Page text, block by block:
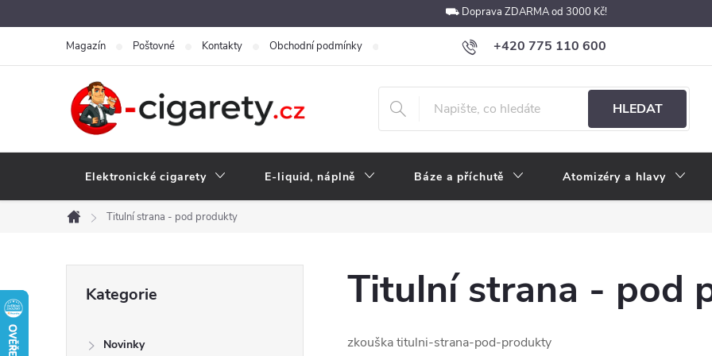
na
⛟ Doprava ZDARMA od 3000 Kč!
+420 775 110 600
obchod@e-cigarety.cz
Magazín Poštovné Kontakty Obchodní podmínky Podmínky ochrany osobních údajů Velkoobchod
HLEDAT
Elektronické cigarety E-liquid, náplně Báze a příchutě Atomizéry a hlavy
Domů
Titulní strana - pod produkty
kategorie
Kategorie
Novinky
Titulní strana - pod
zkouška titulni-strana-pod-produkty